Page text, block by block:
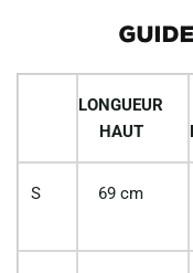
LONGUEUR
HAUT
S 69 cm